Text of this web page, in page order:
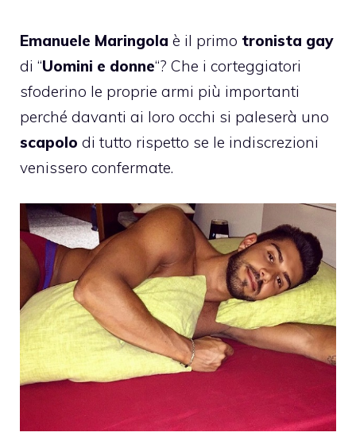
Emanuele Maringola è il primo tronista gay
di “Uomini e donne“? Che i corteggiatori
sfoderino le proprie armi più importanti
perché davanti ai loro occhi si paleserà uno
scapolo di tutto rispetto se le indiscrezioni
venissero confermate.